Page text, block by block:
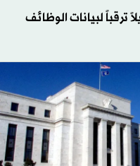
ترقباً لبيانات الوظائف